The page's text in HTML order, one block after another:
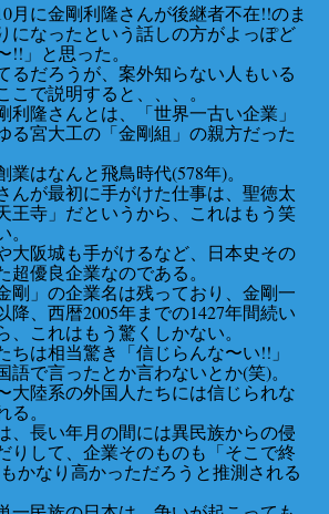
月に金剛利隆さんが後継者不在!!のま
になったという話しの方がよっぽど
!!」と思った。
るだろうが、案外知らない人もいる
こで説明すると、、、。
利隆さんとは、「世界一古い企業」
る宮大工の「金剛組」の親方だった
はなんと飛鳥時代(578年)。
んが最初に手がけた仕事は、聖徳太
王寺」だというから、これはもう笑
大阪城も手がけるなど、日本史その
超優良企業なのである。
剛」の企業名は残っており、金剛一
降、西暦2005年までの1427年間続い
、これはもう驚くしかない。
ちは相当驚き「信じらんな〜い!!」
語で言ったとか言わないとか(笑)。
大陸系の外国人たちには信じられな
。
、長い年月の間には異民族からの侵
りして、企業そのものも「そこで終
かなり高かっただろうと推測される